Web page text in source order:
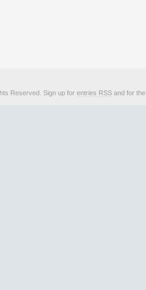
Reserved. Sign up for entries RSS and for